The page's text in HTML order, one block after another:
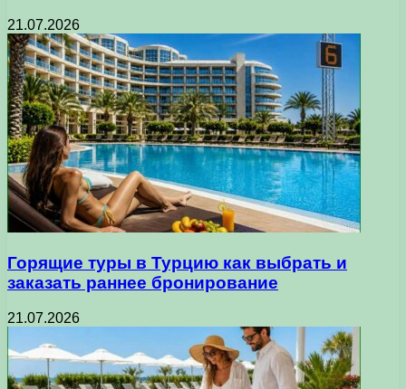
21.07.2026
Горящие туры в Турцию как выбрать и
заказать раннее бронирование
21.07.2026